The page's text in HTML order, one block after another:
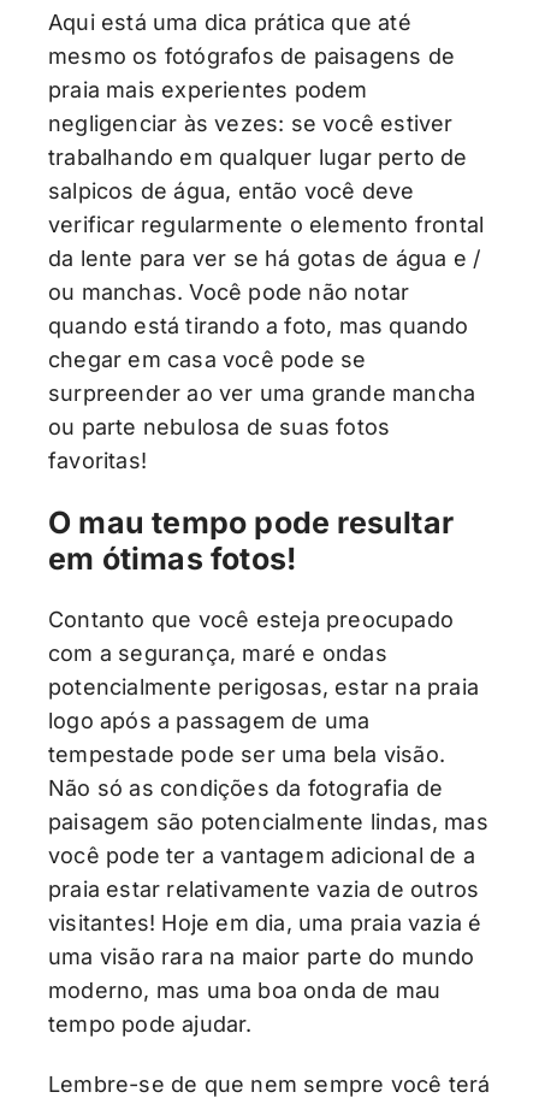
Aqui está uma dica prática que até
mesmo os fotógrafos de paisagens de
praia mais experientes podem
negligenciar às vezes: se você estiver
trabalhando em qualquer lugar perto de
salpicos de água, então você deve
verificar regularmente o elemento frontal
da lente para ver se há gotas de água e /
ou manchas. Você pode não notar
quando está tirando a foto, mas quando
chegar em casa você pode se
surpreender ao ver uma grande mancha
ou parte nebulosa de suas fotos
favoritas!
O mau tempo pode resultar
em ótimas fotos!
Contanto que você esteja preocupado
com a segurança, maré e ondas
potencialmente perigosas, estar na praia
logo após a passagem de uma
tempestade pode ser uma bela visão.
Não só as condições da fotografia de
paisagem são potencialmente lindas, mas
você pode ter a vantagem adicional de a
praia estar relativamente vazia de outros
visitantes! Hoje em dia, uma praia vazia é
uma visão rara na maior parte do mundo
moderno, mas uma boa onda de mau
tempo pode ajudar.
Lembre-se de que nem sempre você terá